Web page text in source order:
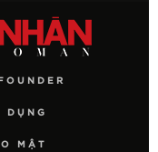
FOUNDER
DỤNG
MẬT